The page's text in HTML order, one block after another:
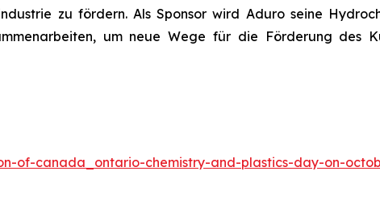
zu fördern. Als Sponsor wird Aduro seine
um neue Wege für die Förderung des
of-canada_ontario-chemistry-and-plastics-day-on-